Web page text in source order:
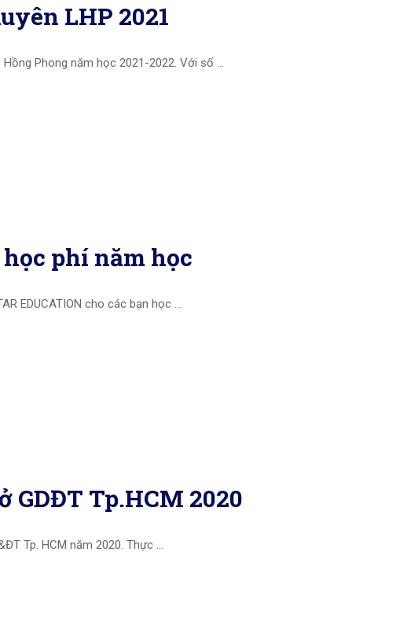
LHP 2021
Phong năm học 2021-2022. Với số …
học phí năm học
EDUCATION cho các bạn học …
GDĐT Tp.HCM 2020
Tp. HCM năm 2020. Thực …